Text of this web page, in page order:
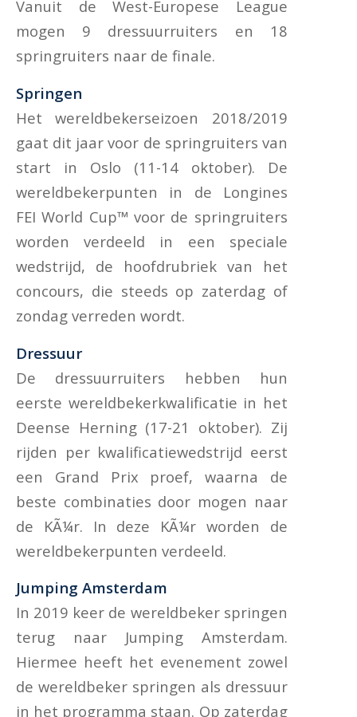
Vanuit de West-Europese League
mogen 9 dressuurruiters en 18
springruiters naar de finale.
Springen
Het wereldbekerseizoen 2018/2019
gaat dit jaar voor de springruiters van
start in Oslo (11-14 oktober). De
wereldbekerpunten in de Longines
FEI World Cup™ voor de springruiters
worden verdeeld in een speciale
wedstrijd, de hoofdrubriek van het
concours, die steeds op zaterdag of
zondag verreden wordt.
Dressuur
De dressuurruiters hebben hun
eerste wereldbekerkwalificatie in het
Deense Herning (17-21 oktober). Zij
rijden per kwalificatiewedstrijd eerst
een Grand Prix proef, waarna de
beste combinaties door mogen naar
de KÃ¼r. In deze KÃ¼r worden de
wereldbekerpunten verdeeld.
Jumping Amsterdam
In 2019 keer de wereldbeker springen
terug naar Jumping Amsterdam.
Hiermee heeft het evenement zowel
de wereldbeker springen als dressuur
in het programma staan. Op zaterdag